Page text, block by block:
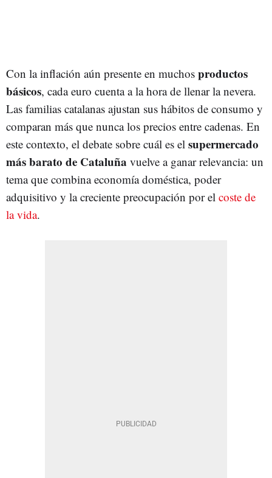
Con la inflación aún presente en muchos productos
básicos, cada euro cuenta a la hora de llenar la nevera.
Las familias catalanas ajustan sus hábitos de consumo y
comparan más que nunca los precios entre cadenas. En
este contexto, el debate sobre cuál es el supermercado
más barato de Cataluña vuelve a ganar relevancia: un
tema que combina economía doméstica, poder
adquisitivo y la creciente preocupación por el coste de
la vida.